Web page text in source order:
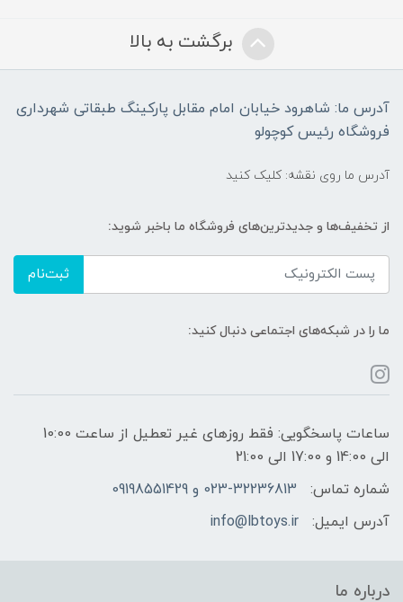
برگشت به بالا
آدرس ما: شاهرود خیابان امام مقابل پارکینگ طبقاتی شهرداری
فروشگاه رئیس کوچولو
آدرس ما روی نقشه: کلیک کنید
از تخفیف‌ها و جدیدترین‌های فروشگاه ما باخبر شوید:
ثبت‌نام
ما را در شبکه‌های اجتماعی دنبال کنید:
ساعات پاسخگویی: فقط روزهای غیر تعطیل از ساعت 10:00
الی 14:00 و 17:00 الی 21:00
شماره تماس:
023-32236813 و 09198551429
آدرس ایمیل:
info@lbtoys.ir
درباره ما